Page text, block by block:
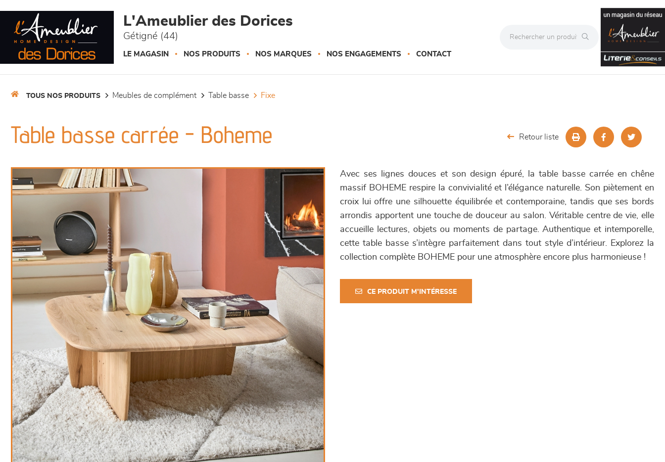
L'Ameublier des Dorices
Gétigné (44)
LE MAGASIN NOS PRODUITS NOS MARQUES NOS ENGAGEMENTS CONTACT
TOUS NOS PRODUITS meubles de complément table basse fixe
Table basse carrée - Boheme Retour liste
Avec ses lignes douces et son design épuré, la table basse carrée en chêne
massif BOHEME respire la convivialité et l’élégance naturelle. Son piètement en
croix lui offre une silhouette équilibrée et contemporaine, tandis que ses bords
arrondis apportent une touche de douceur au salon. Véritable centre de vie, elle
accueille lectures, objets ou moments de partage. Authentique et intemporelle,
cette table basse s’intègre parfaitement dans tout style d’intérieur. Explorez la
collection complète BOHEME pour une atmosphère encore plus harmonieuse !
CE PRODUIT M'INTÉRESSE